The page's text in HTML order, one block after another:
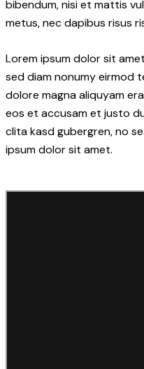
bibendum, nisi et mattis
metus, nec dapibus risus
Lorem ipsum dolor sit
sed diam nonumy eirmod
dolore magna aliquyam
eos et accusam et justo
clita kasd gubergren, no
ipsum dolor sit amet.